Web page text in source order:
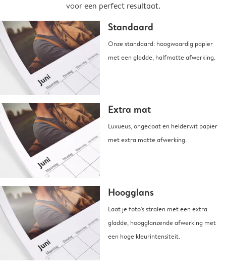
voor een perfect resultaat.
Standaard
Onze standaard: hoogwaardig papier
met een gladde, halfmatte afwerking.
Extra mat
Luxueus, ongecoat en helderwit papier
met extra matte afwerking.
Hoogglans
Laat je foto's stralen met een extra
gladde, hoogglanzende afwerking met
een hoge kleurintensiteit.